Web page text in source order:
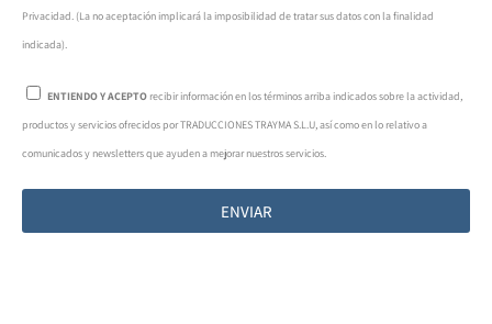
Privacidad. (La no aceptación implicará la imposibilidad de tratar sus datos con la finalidad
indicada).
ENTIENDO Y ACEPTO recibir información en los términos arriba indicados sobre la actividad,
productos y servicios ofrecidos por TRADUCCIONES TRAYMA S.L.U, así como en lo relativo a
comunicados y newsletters que ayuden a mejorar nuestros servicios.
ENVIAR